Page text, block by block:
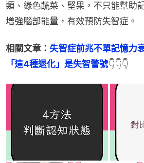
類、綠色蔬菜、堅果，不只能幫助
增強腦部能量，有效預防失智症。
相關文章： 失智症前兆不單記憶力
「這4種退化」是失智警號👇👇👇